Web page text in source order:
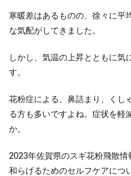
寒暖差はあるものの、徐々に平
な気配がしてきました。
しかし、気温の上昇とともに気
す。
花粉症による、鼻詰まり、くし
る方も多いですよね。症状を軽
か。
2023年佐賀県のスギ花粉飛散
和らげるためのセルフケアにつ